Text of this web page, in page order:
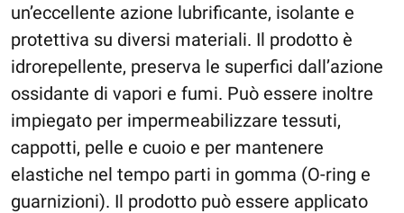
un’eccellente azione lubrificante, isolante e
protettiva su diversi materiali. Il prodotto è
idrorepellente, preserva le superfici dall’azione
ossidante di vapori e fumi. Può essere inoltre
impiegato per impermeabilizzare tessuti,
cappotti, pelle e cuoio e per mantenere
elastiche nel tempo parti in gomma (O-ring e
guarnizioni). Il prodotto può essere applicato